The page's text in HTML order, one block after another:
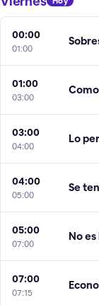
00:00
01:00
01:00
03:00
03:00
04:00
Lo
04:00
05:00
Se
05:00
07:00
No
07:00
07:15